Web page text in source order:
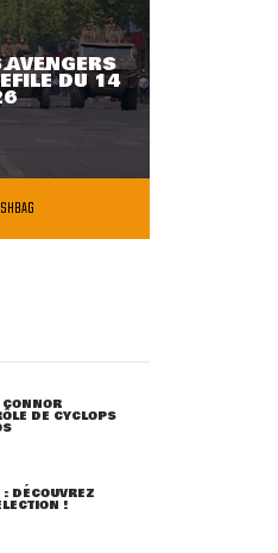
DU 14
DE CYCLOPS
DÉCOUVREZ
!